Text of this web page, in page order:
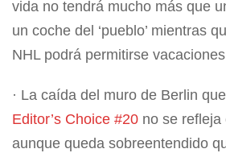
vida no tendrá mucho más que
un coche del ‘pueblo’ mientras
NHL podrá permitirse
· La caída del muro de Berlin
Editor’s Choice #20 no se
aunque queda sobreentendido